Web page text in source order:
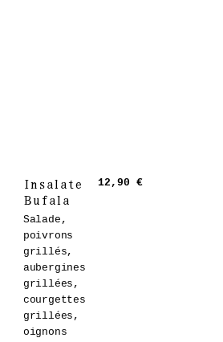
Insalate
Bufala
Salade,
poivrons
grillés,
aubergines
grillées,
courgettes
grillées,
oignons
12,90 €